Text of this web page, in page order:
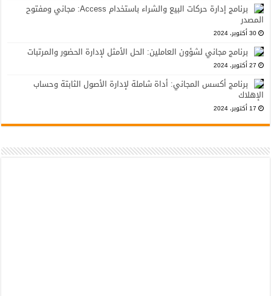
برنامج إدارة حركات البيع والشراء باستخدام Access: مجاني ومفتوح
المصدر
30 أكتوبر، 2024
برنامج مجاني لشؤون العاملين: الحل الأمثل لإدارة الحضور والمرتبات
27 أكتوبر، 2024
برنامج أكسس المجاني: أداة شاملة لإدارة الأصول الثابتة وحساب
الإهلاك
17 أكتوبر، 2024